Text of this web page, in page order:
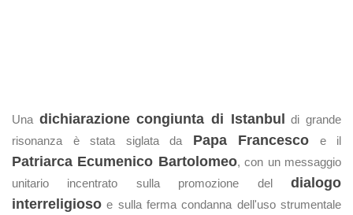
Una dichiarazione congiunta di Istanbul
di grande
risonanza è stata siglata da Papa Francesco e il
Patriarca Ecumenico Bartolomeo, con un messaggio
unitario incentrato sulla promozione del dialogo
interreligioso e sulla ferma condanna dell'uso strumentale